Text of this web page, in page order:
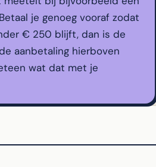
je genoeg vooraf zodat
€ 250 blijft, dan is de
aanbetaling hierboven
wat dat met je